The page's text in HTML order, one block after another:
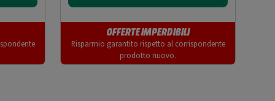
OFFERTE IMPERDIBILI
Risparmio garantito rispetto al corrispondente
prodotto nuovo.